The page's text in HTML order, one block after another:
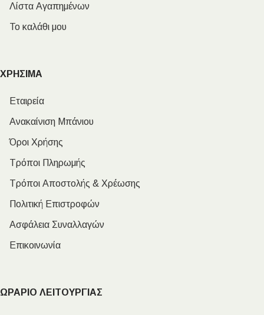
Λίστα Αγαπημένων
Το καλάθι μου
ΧΡΗΣΙΜΑ
Εταιρεία
Ανακαίνιση Μπάνιου
Όροι Χρήσης
Τρόποι Πληρωμής
Τρόποι Αποστολής & Χρέωσης
Πολιτική Επιστροφών
Ασφάλεια Συναλλαγών
Επικοινωνία
ΩΡΑΡΙΟ ΛΕΙΤΟΥΡΓΙΑΣ